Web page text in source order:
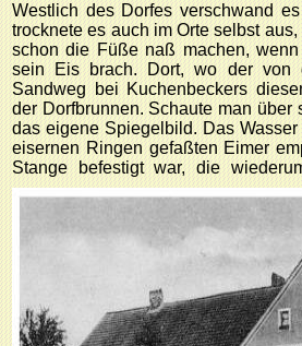
Westlich des Dorfes verschwand
trocknete es auch im Orte selbst
schon die Füße naß machen,
sein Eis brach. Dort, wo der von
Sandweg bei Kuchenbeckers
der Dorfbrunnen. Schaute man
das eigene Spiegelbild. Das
eisernen Ringen gefaßten Eimer
Stange befestigt war, die